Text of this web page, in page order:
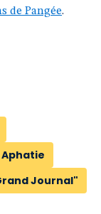
de Pangée.
Journal"